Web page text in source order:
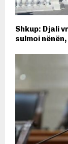
Shkup: Djali
sulmoi